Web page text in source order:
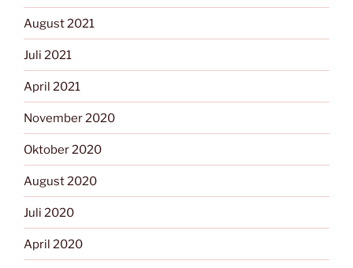
August 2021
Juli 2021
April 2021
November 2020
Oktober 2020
August 2020
Juli 2020
April 2020